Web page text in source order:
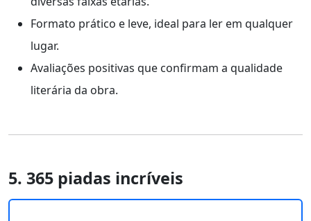
Formato prático e leve, ideal para ler em qualquer
lugar.
Avaliações positivas que confirmam a qualidade
literária da obra.
5. 365 piadas incríveis